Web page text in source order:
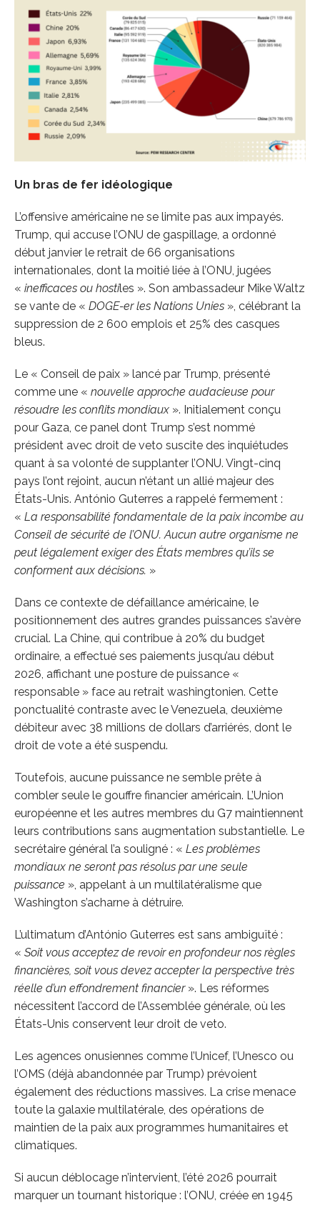
Un bras de fer idéologique
L’offensive américaine ne se limite pas aux impayés.
Trump, qui accuse l’ONU de gaspillage, a ordonné
début janvier le retrait de 66 organisations
internationales, dont la moitié liée à l’ONU, jugées
« inefficaces ou hostiles ». Son ambassadeur Mike Waltz
se vante de « DOGE-er les Nations Unies », célébrant la
suppression de 2 600 emplois et 25% des casques
bleus.
Le « Conseil de paix » lancé par Trump, présenté
comme une « nouvelle approche audacieuse pour
résoudre les conflits mondiaux ». Initialement conçu
pour Gaza, ce panel dont Trump s’est nommé
président avec droit de veto suscite des inquiétudes
quant à sa volonté de supplanter l’ONU. Vingt-cinq
pays l’ont rejoint, aucun n’étant un allié majeur des
États-Unis. António Guterres a rappelé fermement :
« La responsabilité fondamentale de la paix incombe au
Conseil de sécurité de l’ONU. Aucun autre organisme ne
peut légalement exiger des États membres qu’ils se
conforment aux décisions. »
Dans ce contexte de défaillance américaine, le
positionnement des autres grandes puissances s’avère
crucial. La Chine, qui contribue à 20% du budget
ordinaire, a effectué ses paiements jusqu’au début
2026, affichant une posture de puissance «
responsable » face au retrait washingtonien. Cette
ponctualité contraste avec le Venezuela, deuxième
débiteur avec 38 millions de dollars d’arriérés, dont le
droit de vote a été suspendu.
Toutefois, aucune puissance ne semble prête à
combler seule le gouffre financier américain. L’Union
européenne et les autres membres du G7 maintiennent
leurs contributions sans augmentation substantielle. Le
secrétaire général l’a souligné : « Les problèmes
mondiaux ne seront pas résolus par une seule
puissance », appelant à un multilatéralisme que
Washington s’acharne à détruire.
L’ultimatum d’António Guterres est sans ambiguïté :
« Soit vous acceptez de revoir en profondeur nos règles
financières, soit vous devez accepter la perspective très
réelle d’un effondrement financier ». Les réformes
nécessitent l’accord de l’Assemblée générale, où les
États-Unis conservent leur droit de veto.
Les agences onusiennes comme l’Unicef, l’Unesco ou
l’OMS (déjà abandonnée par Trump) prévoient
également des réductions massives. La crise menace
toute la galaxie multilatérale, des opérations de
maintien de la paix aux programmes humanitaires et
climatiques.
Si aucun déblocage n’intervient, l’été 2026 pourrait
marquer un tournant historique : l’ONU, créée en 1945